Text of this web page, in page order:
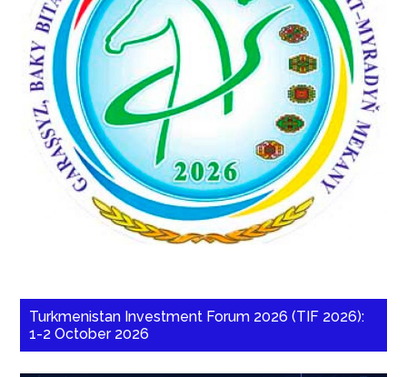
Turkmenistan Investment Forum 2026 (TIF 2026):
1-2 October 2026